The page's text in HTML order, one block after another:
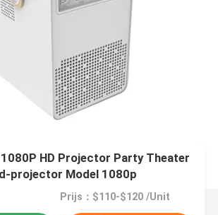
HD Projector Party Theater
projector Model 1080p
Prijs：$110-$120 /Unit